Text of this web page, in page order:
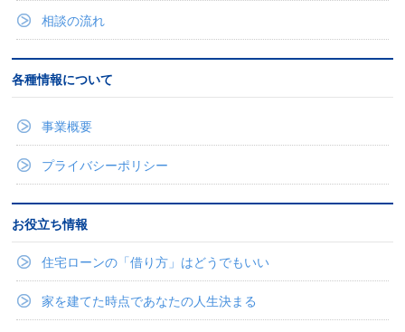
相談の流れ
各種情報について
事業概要
プライバシーポリシー
お役立ち情報
住宅ローンの「借り方」はどうでもいい
家を建てた時点であなたの人生決まる